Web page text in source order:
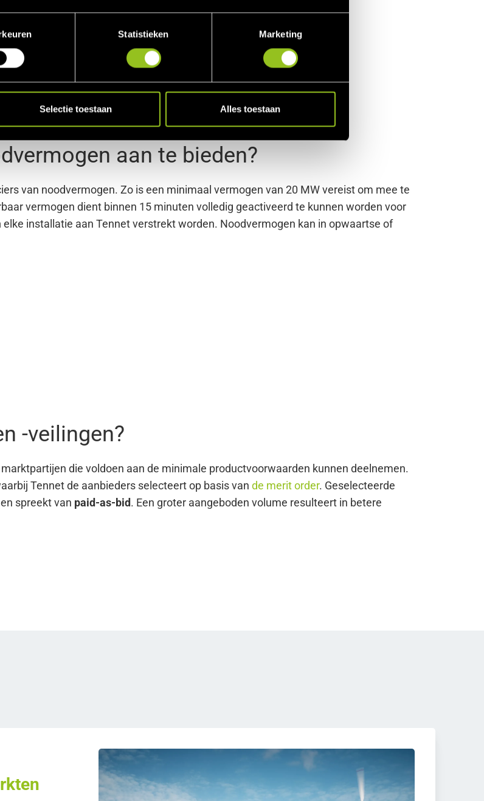
Statistieken Marketing
Selectie toestaan Alles toestaan
aan te bieden?
van noodvermogen. Zo is een minimaal vermogen van 20 MW vereist om mee te
vermogen dient binnen 15 minuten volledig geactiveerd te kunnen worden voor
installatie aan Tennet verstrekt worden. Noodvermogen kan in opwaartse of
-veilingen?
die voldoen aan de minimale productvoorwaarden kunnen deelnemen.
Tennet de aanbieders selecteert op basis van de merit order. Geselecteerde
spreekt van paid-as-bid. Een groter aangeboden volume resulteert in betere